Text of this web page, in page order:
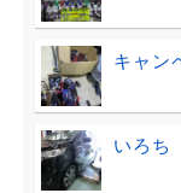
キャン
いろち